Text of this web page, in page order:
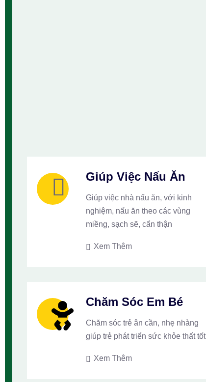
Giúp Việc Nấu Ăn
Giúp việc nhà nấu ăn, với kinh
nghiệm, nấu ăn theo các vùng
miềng, sạch sẽ, cẩn thận
Xem Thêm
Chăm Sóc Em Bé
Chăm sóc trẻ ân cần, nhẹ nhàng
giúp trẻ phát triển sức khỏe thất tốt
Xem Thêm